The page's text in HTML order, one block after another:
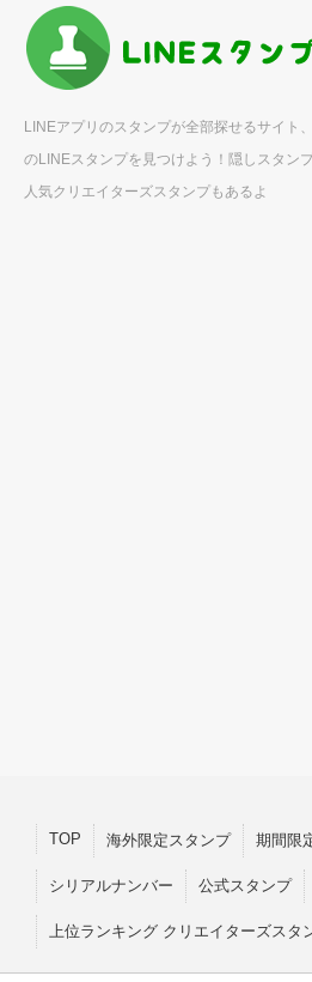
LINEアプリのスタンプが全部探せるサイト
のLINEスタンプを見つけよう！隠しスタン
人気クリエイターズスタンプもあるよ
TOP 海外限定スタンプ 期間限
シリアルナンバー 公式スタンプ
上位ランキング クリエイターズスタ